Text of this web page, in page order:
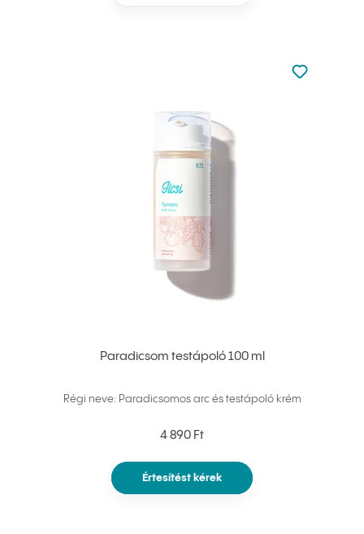
Paradicsom testápoló 100 ml
Régi neve: Paradicsomos arc és testápoló krém
4 890 Ft
Értesítést kérek
Nincsen
Hozzáadás